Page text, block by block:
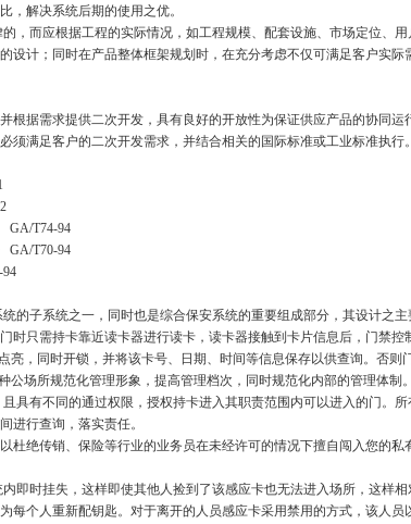
，解决系统后期的使用之优。
，而应根据工程的实际情况，如工程规模、配套设施、市场定位、用
设计；同时在产品整体框架规划时，在充分考虑不仅可满足客户实际
根据需求提供二次开发，具有良好的开放性为保证供应产品的协同运
须满足客户的二次开发需求，并结合相关的国际标准或工业标准执行。
GA/T74-94
GA/T70-94
的子系统之一，同时也是综合保安系统的重要组成部分，其设计之主
时只需持卡靠近读卡器进行读卡，读卡器接触到卡片信息后，门禁控
亮，同时开锁，并将该卡号、日期、时间等信息保存以供查询。否则
公场所规范化管理形象，提高管理档次，同时规范化内部的管理体制。
具有不同的通过权限，授权持卡进入其职责范围内可以进入的门。所
进行查询，落实责任。
杜绝传销、保险等行业的业务员在未经许可的情况下擅自闯入您的私
即时挂失，这样即使其他人捡到了该感应卡也无法进入场所，这样
每个人重新配钥匙。对于离开的人员感应卡采用禁用的方式，该人员